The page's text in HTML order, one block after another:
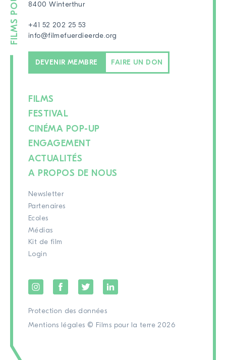
8400 Winterthur
+41 52 202 25 53
info@filmefuerdieerde.org
DEVENIR MEMBRE FAIRE UN DON
FILMS
FESTIVAL
CINÉMA POP-UP
ENGAGEMENT
ACTUALITÉS
A PROPOS DE NOUS
Newsletter
Partenaires
Ecoles
Médias
Kit de film
Login
Protection des données
Mentions légales © Films pour la terre 2026